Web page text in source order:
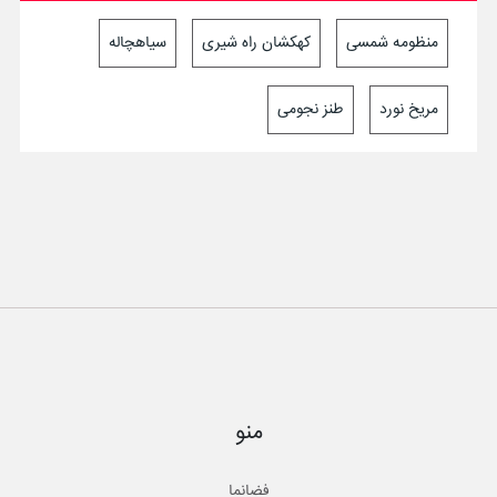
منظومه شمسی کهکشان راه شیری سیاهچاله
مریخ نورد طنز نجومی
منو
فضانما